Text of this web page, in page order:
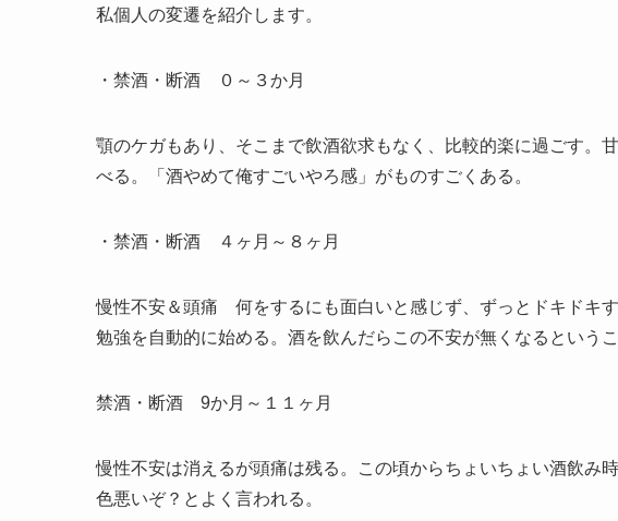
私個人の変遷を紹介します。
・禁酒・断酒 ０～３か月
顎のケガもあり、そこまで飲酒欲求もなく、比較的楽に過ごす。
べる。「酒やめて俺すごいやろ感」がものすごくある。
・禁酒・断酒 ４ヶ月～８ヶ月
慢性不安＆頭痛 何をするにも面白いと感じず、ずっとドキドキ
勉強を自動的に始める。酒を飲んだらこの不安が無くなるという
禁酒・断酒 9か月～１１ヶ月
慢性不安は消えるが頭痛は残る。この頃からちょいちょい酒飲み
色悪いぞ？とよく言われる。